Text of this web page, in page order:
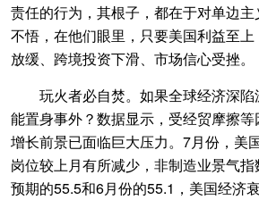
责任的行为，其根子，都在于对单边
不悟，在他们眼里，只要美国利益至
放缓、跨境投资下滑、市场信心受挫。
玩火者必自焚。如果全球经济深陷
能置身事外？数据显示，受经贸摩擦
增长前景已面临巨大压力。7月份，美
岗位较上月有所减少，非制造业景气
预期的55.5和6月份的55.1，美国经济